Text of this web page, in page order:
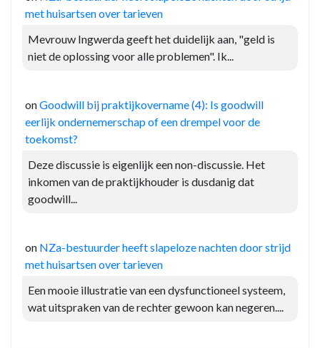
met huisartsen over tarieven
Mevrouw Ingwerda geeft het duidelijk aan, "geld is
niet de oplossing voor alle problemen". Ik...
onGoodwill bij praktijkovername (4): Is goodwill
eerlijk ondernemerschap of een drempel voor de
toekomst?
Deze discussie is eigenlijk een non-discussie. Het
inkomen van de praktijkhouder is dusdanig dat
goodwill...
on NZa-bestuurder heeft slapeloze nachten door strijd
met huisartsen over tarieven
Een mooie illustratie van een dysfunctioneel systeem,
wat uitspraken van de rechter gewoon kan negeren....